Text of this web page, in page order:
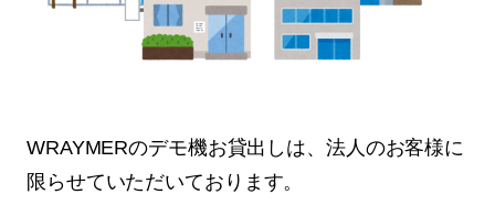
WRAYMERのデモ機お貸出しは、法人のお客様に
限らせていただいております。